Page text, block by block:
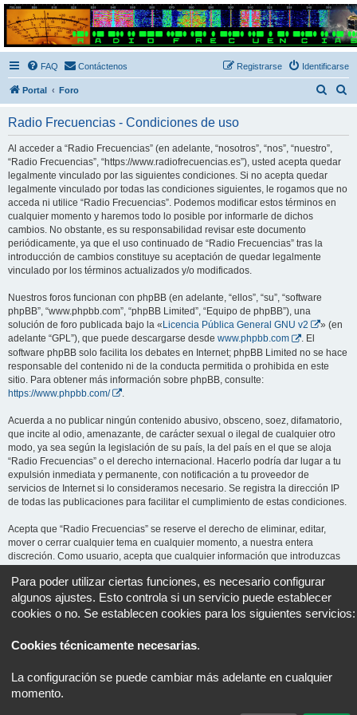
Radio Frecuencias
Foro de Radio Frecuencias
FAQ Contáctenos Identificarse
Registrarse
Portal Foro
c
a
r
Radio Frecuencias - Condiciones de uso
Al acceder a “Radio Frecuencias” (en adelante, “nosotros”, “nos”, “nuestro”,
“Radio Frecuencias”, “https://www.radiofrecuencias.es”), usted acepta quedar
legalmente vinculado por las siguientes condiciones. Si no acepta quedar
legalmente vinculado por todas las condiciones siguientes, le rogamos que no
acceda ni utilice “Radio Frecuencias”. Podemos modificar estos términos en
cualquier momento y haremos todo lo posible por informarle de dichos
cambios. No obstante, es su responsabilidad revisar este documento
periódicamente, ya que el uso continuado de “Radio Frecuencias” tras la
introducción de cambios constituye su aceptación de quedar legalmente
vinculado por los términos actualizados y/o modificados.
Nuestros foros funcionan con phpBB (en adelante, “ellos”, “su”, “software
phpBB”, “www.phpbb.com”, “phpBB Limited”, “Equipo de phpBB”), una
solución de foro publicada bajo la « Licencia Pública General GNU v2
» (en
adelante “GPL”), que puede descargarse desde www.phpbb.com
. El
software phpBB solo facilita los debates en Internet; phpBB Limited no se hace
responsable del contenido ni de la conducta permitida o prohibida en este
sitio. Para obtener más información sobre phpBB, consulte:
https://www.phpbb.com/
.
Acuerda a no publicar ningún contenido abusivo, obsceno, soez, difamatorio,
que incite al odio, amenazante, de carácter sexual o ilegal de cualquier otro
modo, ya sea según la legislación de su país, la del país en el que se aloja
“Radio Frecuencias” o el derecho internacional. Hacerlo podría dar lugar a tu
expulsión inmediata y permanente, con notificación a tu proveedor de
servicios de Internet si lo consideramos necesario. Se registra la dirección IP
de todas las publicaciones para facilitar el cumplimiento de estas condiciones.
Acepta que “Radio Frecuencias” se reserve el derecho de eliminar, editar,
mover o cerrar cualquier tema en cualquier momento, a nuestra entera
discreción. Como usuario, acepta que cualquier información que introduzcas
revelará a terceros sin tu consentimiento, ni “Radio Frecuencias” ni phpBB se
harán responsables de ningún intento de piratería informática que pueda dar
lugar a la compromisión de los datos.
Portal Foro
Desarrollado porphpBB® Forum Software © phpBB Limited
Para poder utilizar ciertas funciones, es necesario configurar
algunos ajustes. Esto controla si un servicio puede establecer
cookies o no. Se establecen cookies para los siguientes servicios:
Cookies técnicamente necesarias.
La configuración se puede cambiar más adelante en cualquier
momento.